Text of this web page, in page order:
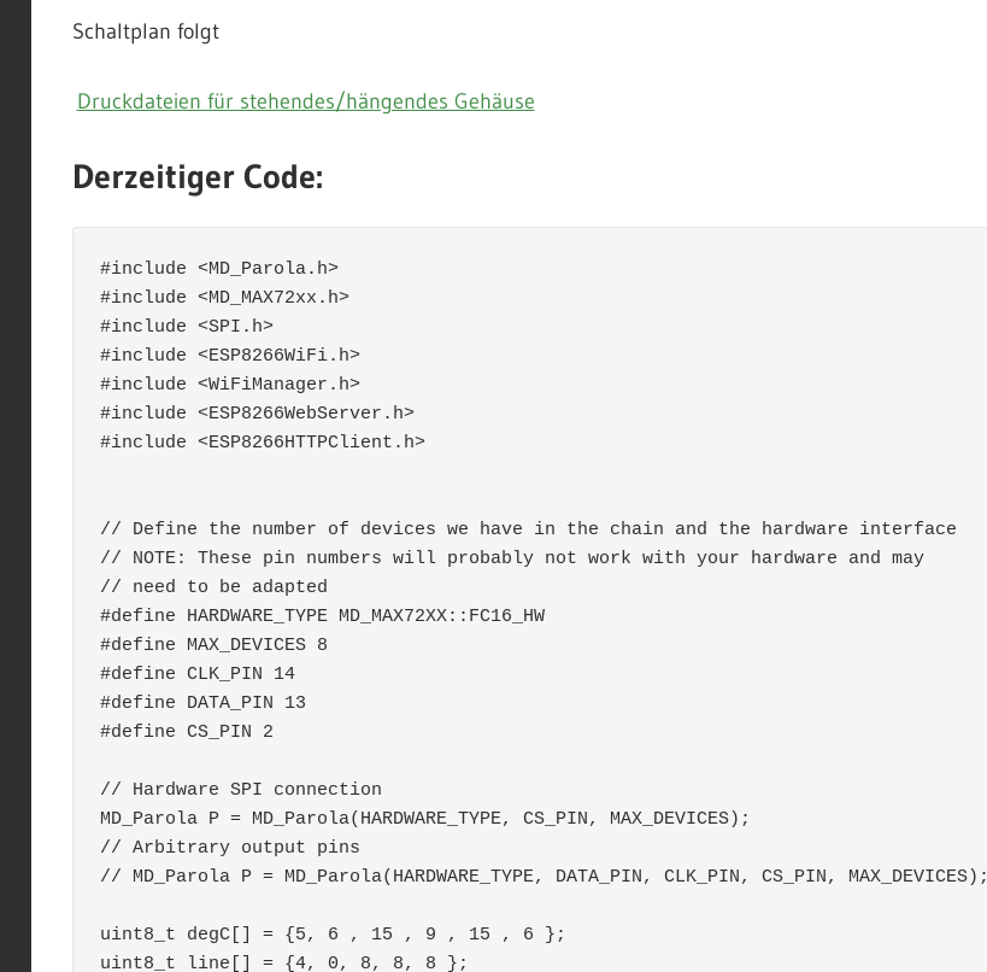
Schaltplan folgt
Druckdateien für stehendes/hängendes Gehäuse
Derzeitiger Code:
#include <MD_Parola.h>
#include <MD_MAX72xx.h>
#include <SPI.h>
#include <ESP8266WiFi.h>
#include <WiFiManager.h>
#include <ESP8266WebServer.h>
#include <ESP8266HTTPClient.h>
// Define the number of devices we have in the chain and the hardware interface
// NOTE: These pin numbers will probably not work with your hardware and may
// need to be adapted
#define HARDWARE_TYPE MD_MAX72XX::FC16_HW
#define MAX_DEVICES 8
#define CLK_PIN 14
#define DATA_PIN 13
#define CS_PIN 2
// Hardware SPI connection
MD_Parola P = MD_Parola(HARDWARE_TYPE, CS_PIN, MAX_DEVICES);
// Arbitrary output pins
// MD_Parola P = MD_Parola(HARDWARE_TYPE, DATA_PIN, CLK_PIN, CS_PIN, MAX_DEVICES);
uint8_t degC[] = {5, 6 , 15 , 9 , 15 , 6 };
uint8_t line[] = {4, 0, 8, 8, 8 };